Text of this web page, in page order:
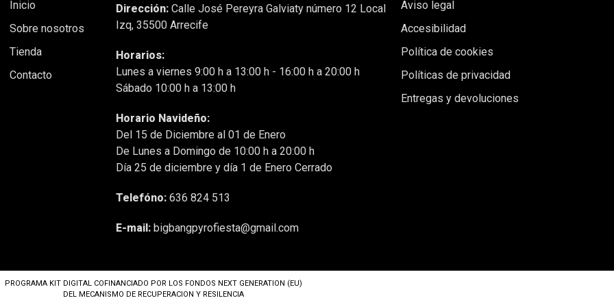
Inicio
Sobre nosotros
Tienda
Contacto
Dirección:Calle José Pereyra Galviaty número 12 Local
Izq, 35500 Arrecife
Horarios:
Lunes a viernes 9:00 h a 13:00 h - 16:00 h a 20:00 h
Sábado 10:00 h a 13:00 h
Horario Navideño:
Del 15 de Diciembre al 01 de Enero
De Lunes a Domingo de 10:00 h a 20:00 h
Día 25 de diciembre y día 1 de Enero Cerrado
Telefóno:636 824 513
E-mail:bigbangpyrofiesta@gmail.com
Aviso legal
Accesibilidad
Política de cookies
Políticas de privacidad
Entregas y devoluciones
PROGRAMA KIT DIGITAL COFINANCIADO POR LOS FONDOS NEXT GENERATION (EU)
DEL MECANISMO DE RECUPERACION Y RESILENCIA